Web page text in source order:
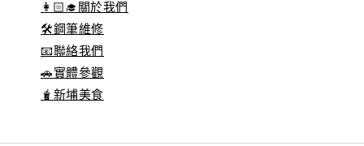
👩🏻‍🎓關於我們
🛠️鋼筆維修
📧聯絡我們
🚗實體參觀
🧋新埔美食